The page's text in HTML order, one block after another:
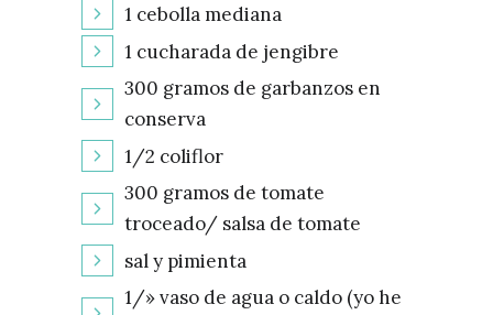
1 cebolla mediana
1 cucharada de jengibre
300 gramos de garbanzos en
conserva
1/2 coliflor
300 gramos de tomate
troceado/ salsa de tomate
sal y pimienta
1/» vaso de agua o caldo (yo he